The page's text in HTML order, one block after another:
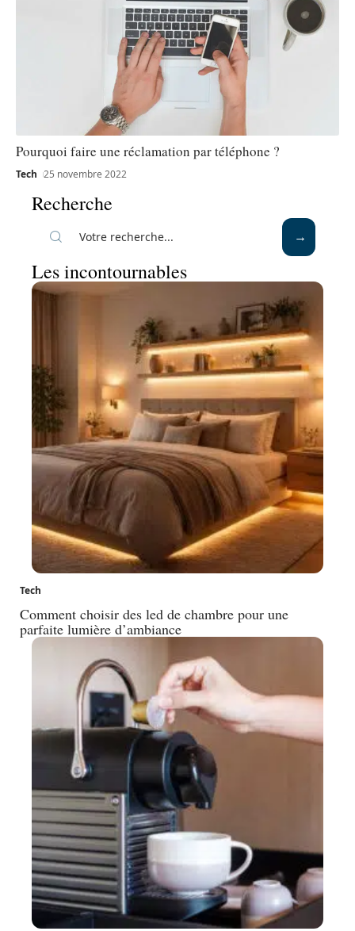
Pourquoi faire une réclamation par téléphone ?
Tech 25 novembre 2022
Recherche
Les incontournables
Tech
Comment choisir des led de chambre pour une
parfaite lumière d’ambiance